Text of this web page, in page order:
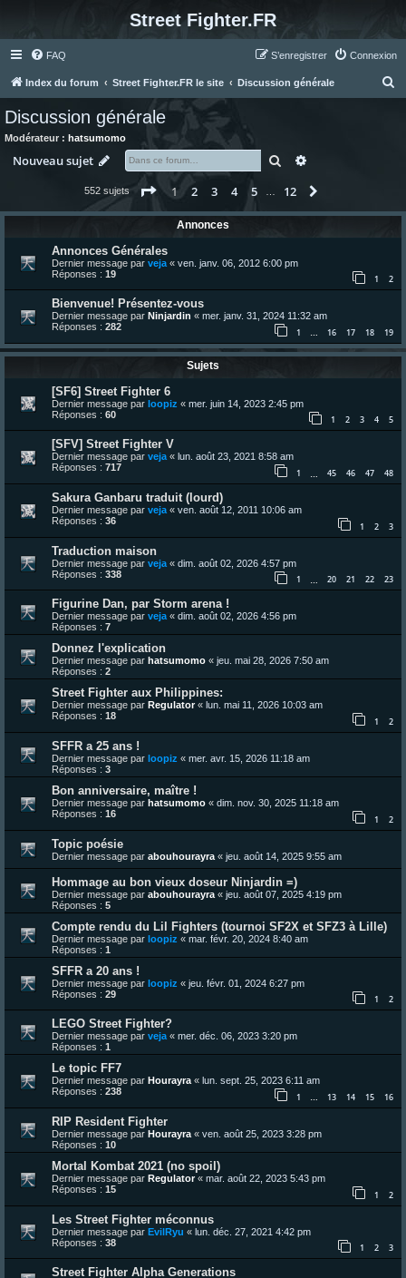
Street Fighter.FR
FAQ Connexion
S’enregistrer
Index du forum Street Fighter.FR le site Discussion générale
c
Discussion générale
Modérateur : hatsumomo
Nouveau sujet Rechercher
552 sujets Page 1sur12
1 2 3 4 5 12
Annonces
Annonces Générales
Dernier message par veja « ven. janv. 06, 2012 6:00 pm
Réponses : 19 1 2
Bienvenue! Présentez-vous
Dernier message par Ninjardin « mer. janv. 31, 2024 11:32 am
Réponses : 282 1 … 16 17 18 19
Sujets
[SF6] Street Fighter 6
Dernier message par loopiz « mer. juin 14, 2023 2:45 pm
Réponses : 60 1 2 3 4 5
[SFV] Street Fighter V
Dernier message par veja« lun. août 23, 2021 8:58 am
Réponses : 717 1 45 46 47 48
Sakura Ganbaru traduit (lourd)
Dernier message par veja « ven. août 12, 2011 10:06 am
Réponses : 36 1 2 3
Traduction maison
Dernier message par veja « dim. août 02, 2026 4:57 pm
Réponses : 338 1 20 21 22 23
Figurine Dan, par Storm arena !
Dernier message par veja « dim. août 02, 2026 4:56 pm
Réponses : 7
Donnez l'explication
Dernier message par hatsumomo « jeu. mai 28, 2026 7:50 am
Réponses : 2
Street Fighter aux Philippines:
Dernier message par Regulator« lun. mai 11, 2026 10:03 am
Réponses : 18 1 2
SFFR a 25 ans !
Dernier message par loopiz « mer. avr. 15, 2026 11:18 am
Réponses : 3
Bon anniversaire, maître !
Dernier message par hatsumomo « dim. nov. 30, 2025 11:18 am
Réponses : 16 1 2
Topic poésie
Dernier message par abouhourayra « jeu. août 14, 2025 9:55 am
Hommage au bon vieux doseur Ninjardin =)
Dernier message par abouhourayra « jeu. août 07, 2025 4:19 pm
Réponses : 5
Compte rendu du Lil Fighters (tournoi SF2X et SFZ3 à Lille)
Dernier message par loopiz « mar. févr. 20, 2024 8:40 am
Réponses : 1
SFFR a 20 ans !
Dernier message par loopiz « jeu. févr. 01, 2024 6:27 pm
Réponses : 29 1 2
LEGO Street Fighter?
Dernier message par veja « mer. déc. 06, 2023 3:20 pm
Réponses : 1
Le topic FF7
Dernier message par Hourayra « lun. sept. 25, 2023 6:11 am
Réponses : 238 1 … 13 14 15 16
RIP Resident Fighter
Dernier message par Hourayra « ven. août 25, 2023 3:28 pm
Réponses : 10
Mortal Kombat 2021 (no spoil)
Dernier message par Regulator« mar. août 22, 2023 5:43 pm
Réponses : 15 1 2
Les Street Fighter méconnus
Dernier message par EvilRyu « lun. déc. 27, 2021 4:42 pm
Réponses : 38 1 2 3
Street Fighter Alpha Generations